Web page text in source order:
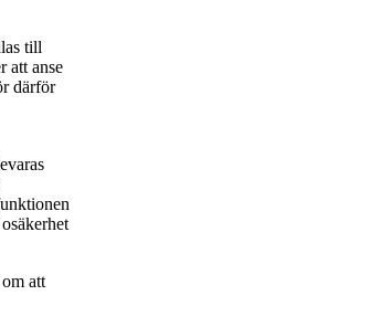
till
att anse
därför
att